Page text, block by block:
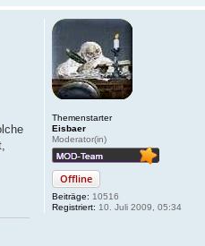
Themenstarter
Eisbaer
Moderator(in)
Offline
Beiträge: 10516
Registriert: 10. Juli 2009, 05:34